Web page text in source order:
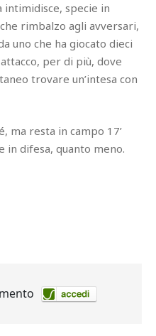
intimidisce, specie in
rimbalzo agli avversari,
uno che ha giocato dieci
per di più, dove
trovare un’intesa con
ma resta in campo 17’
in difesa, quanto meno.